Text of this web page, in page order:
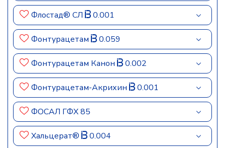
Флостад® СЛ 0.001
Фонтурацетам 0.059
Фонтурацетам Канон 0.002
Фонтурацетам-Акрихин 0.001
ФОСАЛ ГФХ 85
Хальцерат® 0.004